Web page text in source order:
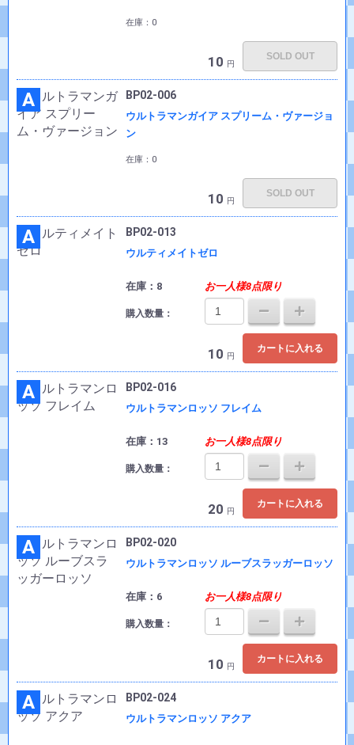
在庫：0
10 円
SOLD OUT
A BP02-006
ウルトラマンガイア スプリーム・ヴァージョ
ン
在庫：0
10 円
SOLD OUT
A BP02-013
ウルティメイトゼロ
在庫：8 お一人様8点限り
購入数量：
10 円
カートに入れる
A BP02-016
ウルトラマンロッソ フレイム
在庫：13 お一人様8点限り
購入数量：
20 円
カートに入れる
A BP02-020
ウルトラマンロッソ ルーブスラッガーロッソ
在庫：6 お一人様8点限り
購入数量：
10 円
カートに入れる
A BP02-024
ウルトラマンロッソ アクア